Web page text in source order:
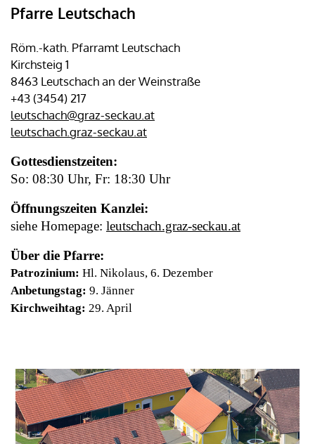
Pfarre Leutschach
Röm.-kath. Pfarramt Leutschach
Kirchsteig 1
8463 Leutschach an der Weinstraße
+43 (3454) 217
leutschach@graz-seckau.at
leutschach.graz-seckau.at
Gottesdienstzeiten:
So: 08:30 Uhr, Fr: 18:30 Uhr
Öffnungszeiten Kanzlei:
siehe Homepage: leutschach.graz-seckau.at
Über die Pfarre:
Patrozinium: Hl. Nikolaus, 6. Dezember
Anbetungstag: 9. Jänner
Kirchweihtag: 29. April